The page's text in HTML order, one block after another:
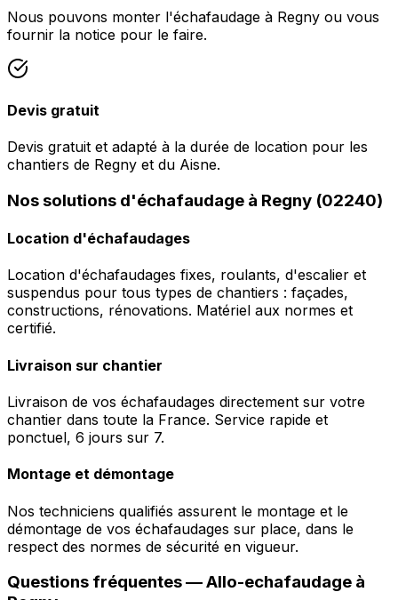
Nous pouvons monter l'échafaudage à Regny ou vous
fournir la notice pour le faire.
Devis gratuit
Devis gratuit et adapté à la durée de location pour les
chantiers de Regny et du Aisne.
Nos solutions d'échafaudage à Regny (02240)
Location d'échafaudages
Location d'échafaudages fixes, roulants, d'escalier et
suspendus pour tous types de chantiers : façades,
constructions, rénovations. Matériel aux normes et
certifié.
Livraison sur chantier
Livraison de vos échafaudages directement sur votre
chantier dans toute la France. Service rapide et
ponctuel, 6 jours sur 7.
Montage et démontage
Nos techniciens qualifiés assurent le montage et le
démontage de vos échafaudages sur place, dans le
respect des normes de sécurité en vigueur.
Questions fréquentes —Allo-echafaudage à